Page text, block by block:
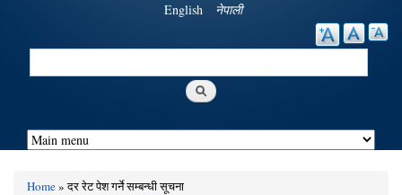
English नेपाली
Search
Home» दर रेट पेश गर्ने सम्बन्धी सूचना